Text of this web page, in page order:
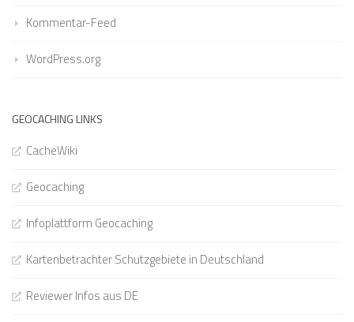
Kommentar-Feed
WordPress.org
GEOCACHING LINKS
CacheWiki
Geocaching
Infoplattform Geocaching
Kartenbetrachter Schutzgebiete in Deutschland
Reviewer Infos aus DE